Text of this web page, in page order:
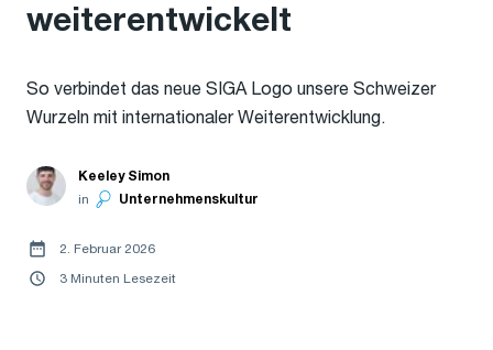
weiterentwickelt
So verbindet das neue SIGA Logo unsere Schweizer
Wurzeln mit internationaler Weiterentwicklung.
Keeley Simon
in
Unternehmenskultur
2. Februar 2026
3 Minuten Lesezeit